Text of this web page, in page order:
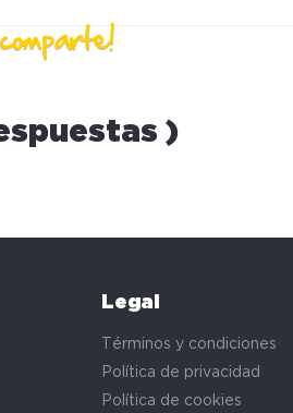
)
Legal
Términos y condiciones
Política de privacidad
Política de cookies